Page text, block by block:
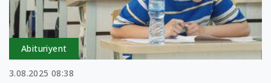
Abituriyent
3.08.2025 08:38